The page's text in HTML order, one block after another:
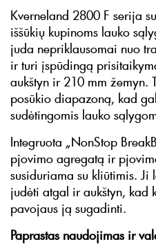
Kverneland 2800 F serija
iššūkių kupinoms lauko
juda nepriklausomai nuo
ir turi įspūdingą
aukštyn ir 210 mm žemyn.
posūkio diapazoną, kad
sudėtingomis lauko
Integruota „NonStop
pjovimo agregatą ir
susiduriama su kliūtimis.
judėti atgal ir aukštyn, kad
pavojaus ją sugadinti.
Paprastas naudojimas ir